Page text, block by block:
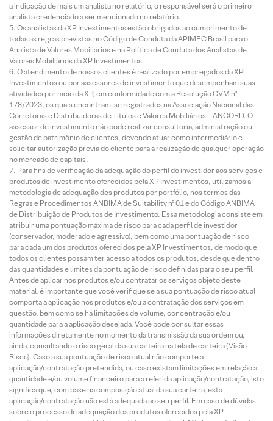
a indicação de mais um analista no relatório, o responsável será o primeiro
analista credenciado a ser mencionado no relatório.
Os analistas da XP Investimentos estão obrigados ao cumprimento de
todas as regras previstas no Código de Conduta da APIMEC Brasil para o
Analista de Valores Mobiliários e na Política de Conduta dos Analistas de
Valores Mobiliários da XP Investimentos.
O atendimento de nossos clientes é realizado por empregados da XP
Investimentos ou por assessores de investimento que desempenham suas
atividades por meio da XP, em conformidade com a Resolução CVM nº
178/2023, os quais encontram-se registrados na Associação Nacional das
Corretoras e Distribuidoras de Títulos e Valores Mobiliários – ANCORD. O
assessor de investimento não pode realizar consultoria, administração ou
gestão de patrimônio de clientes, devendo atuar como intermediário e
solicitar autorização prévia do cliente para a realização de qualquer operação
no mercado de capitais.
Para fins de verificação da adequação do perfil do investidor aos serviços e
produtos de investimento oferecidos pela XP Investimentos, utilizamos a
metodologia de adequação dos produtos por portfólio, nos termos das
Regras e Procedimentos ANBIMA de Suitability nº 01 e do Código ANBIMA
de Distribuição de Produtos de Investimento. Essa metodologia consiste em
atribuir uma pontuação máxima de risco para cada perfil de investidor
(conservador, moderado e agressivo), bem como uma pontuação de risco
para cada um dos produtos oferecidos pela XP Investimentos, de modo que
todos os clientes possam ter acesso a todos os produtos, desde que dentro
das quantidades e limites da pontuação de risco definidas para o seu perfil.
Antes de aplicar nos produtos e/ou contratar os serviços objeto deste
material, é importante que você verifique se a sua pontuação de risco atual
comporta a aplicação nos produtos e/ou a contratação dos serviços em
questão, bem como se há limitações de volume, concentração e/ou
quantidade para a aplicação desejada. Você pode consultar essas
informações diretamente no momento da transmissão da sua ordem ou,
ainda, consultando o risco geral da sua carteira na tela de carteira (Visão
Risco). Caso a sua pontuação de risco atual não comporte a
aplicação/contratação pretendida, ou caso existam limitações em relação à
quantidade e/ou volume financeiro para a referida aplicação/contratação, isto
significa que, com base na composição atual da sua carteira, esta
aplicação/contratação não está adequada ao seu perfil. Em caso de dúvidas
sobre o processo de adequação dos produtos oferecidos pela XP